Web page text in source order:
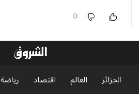
0
الجزائر العالم اقتصاد رياضة